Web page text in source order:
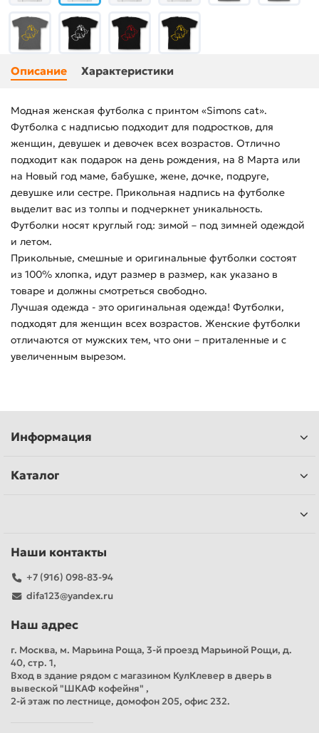
Описание Характеристики
Модная женская футболка с принтом «Simons cat».
Футболка с надписью подходит для подростков, для
женщин, девушек и девочек всех возрастов. Отлично
подходит как подарок на день рождения, на 8 Марта или
на Новый год маме, бабушке, жене, дочке, подруге,
девушке или сестре. Прикольная надпись на футболке
выделит вас из толпы и подчеркнет уникальность.
Футболки носят круглый год: зимой – под зимней одеждой
и летом.
Прикольные, смешные и оригинальные футболки состоят
из 100% хлопка, идут размер в размер, как указано в
товаре и должны смотреться свободно.
Лучшая одежда - это оригинальная одежда! Футболки,
подходят для женщин всех возрастов. Женские футболки
отличаются от мужских тем, что они – приталенные и с
увеличенным вырезом.
Информация
Каталог
Наши контакты
+7 (916) 098-83-94
difa123@yandex.ru
Наш адрес
г. Москва, м. Марьина Роща, 3-й проезд Марьиной Рощи, д.
40, стр. 1,
Вход в здание рядом с магазином КулКлевер в дверь в
вывеской "ШКАФ кофейня" ,
2-й этаж по лестнице, домофон 205, офис 232.